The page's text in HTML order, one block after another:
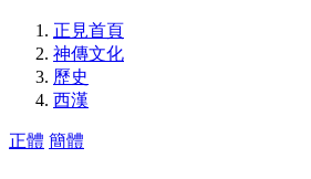
正見首頁
神傳文化
歷史
西漢
正體 簡體